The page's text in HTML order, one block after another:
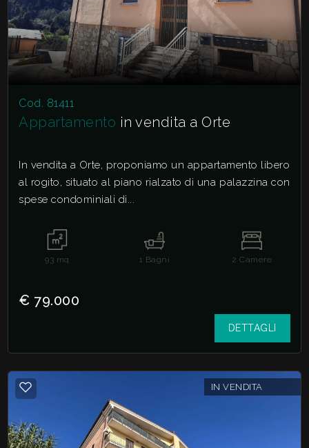
Cod. 81411
Appartamento in vendita a Orte
In vendita a Orte, proponiamo un appartamento libero
al rogito, situato al piano rialzato di una palazzina con
spese condominiali di...
93 mq 1 Bagni 2 Camere
€ 79.000
DETTAGLI
IN VENDITA